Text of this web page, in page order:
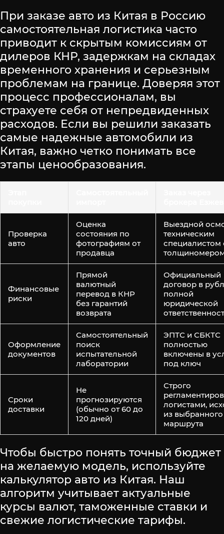
При заказе авто из Китая в Россию
самостоятельная логистика часто
приводит к скрытым комиссиям от
дилеров КНР, задержкам на складах
временного хранения и серьезным
проблемам на границе. Доверяя этот
процесс профессионалам, вы
страхуете себя от непредвиденных
расходов. Если вы решили заказать
самые надежные автомобили из
Китая, важно четко понимать все
этапы ценообразования.
Проверка
авто
Оценка
состояния по
фотографиям от
продавца
Выездной
техническим
специалистом
Финансовые
риски
Прямой
валютный
перевод в КНР
без гарантий
возврата
Официальный
договор в
полной
юридической
Оформление
документов
Самостоятельный
поиск
испытательной
лаборатории
ЭПТС и СБКТС
полностью
включены в
под ключ
Сроки
доставки
Не
прогнозируются
(обычно от 60 до
120 дней)
Строго
логистами,
из выбранного
маршрута
Чтобы быстро понять точный бюджет
на желаемую модель, используйте
калькулятор авто из Китая. Наш
алгоритм учитывает актуальные
курсы валют, таможенные ставки и
свежие логистические тарифы.